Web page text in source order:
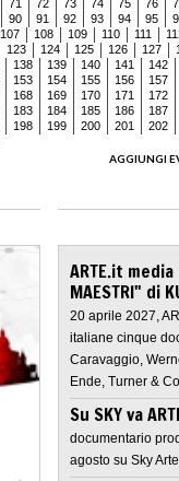
71 72 73 74 75 76
90 91 92 93 94 95
107 108 109 110 111
123 124 125 126 127
138 139 140 141
142
153 154 155 156
157
168 169 170 171
172
183 184 185 186
187
198 199 200 201
202
AGGIUNGI
ARTE.it
MAESTRI" di
20 aprile 2027,
italiane cinque
Caravaggio,
Ende, Turner &
Su SKY va
documentario
agosto su Sky Arte